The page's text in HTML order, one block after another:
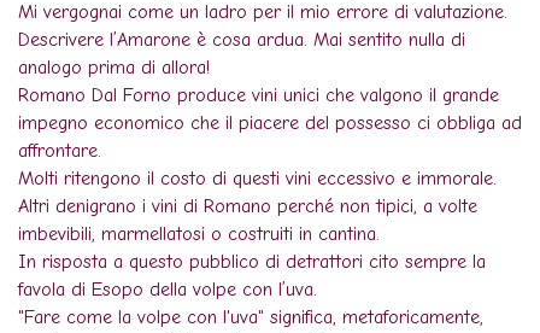
Mi vergognai come un ladro per il mio errore di valutazione.
Descrivere l’Amarone è cosa ardua. Mai sentito nulla di
analogo prima di allora!
Romano Dal Forno produce vini unici che valgono il grande
impegno economico che il piacere del possesso ci obbliga ad
affrontare.
Molti ritengono il costo di questi vini eccessivo e immorale.
Altri denigrano i vini di Romano perché non tipici, a volte
imbevibili, marmellatosi o costruiti in cantina.
In risposta a questo pubblico di detrattori cito sempre la
favola di Esopo della volpe con l’uva.
"Fare come la volpe con l'uva" significa, metaforicamente,